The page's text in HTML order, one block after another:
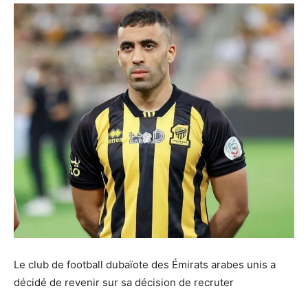
Le club de football dubaïote des Émirats arabes unis a
décidé de revenir sur sa décision de recruter